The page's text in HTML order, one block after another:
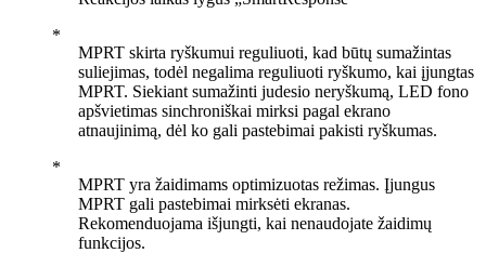
MPRT skirta ryškumui reguliuoti, kad būtų sumažintas
suliejimas, todėl negalima reguliuoti ryškumo, kai įjungtas
MPRT. Siekiant sumažinti judesio neryškumą, LED fono
apšvietimas sinchroniškai mirksi pagal ekrano
atnaujinimą, dėl ko gali pastebimai pakisti ryškumas.
MPRT yra žaidimams optimizuotas režimas. Įjungus
MPRT gali pastebimai mirksėti ekranas.
Rekomenduojama išjungti, kai nenaudojate žaidimų
funkcijos.